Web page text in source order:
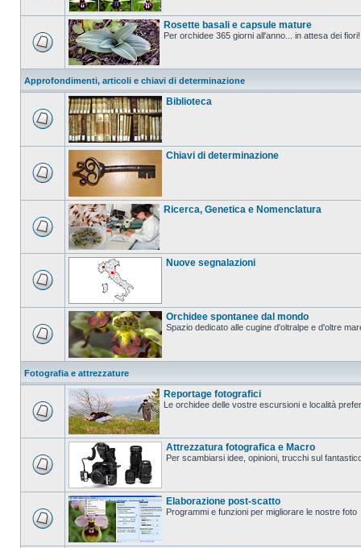
Rosette basali e capsule mature
Per orchidee 365 giorni all'anno... in attesa dei fiori!
Approfondimenti, articoli e chiavi di determinazione
Biblioteca
Chiavi di determinazione
Ricerca, Genetica e Nomenclatura
Nuove segnalazioni
Orchidee spontanee dal mondo
Spazio dedicato alle cugine d'oltralpe e d'oltre
Fotografia e attrezzature
Reportage fotografici
Le orchidee delle vostre escursioni e località
Attrezzatura fotografica e Macro
Per scambiarsi idee, opinioni, trucchi sul
Elaborazione post-scatto
Programmi e funzioni per migliorare le nostre foto